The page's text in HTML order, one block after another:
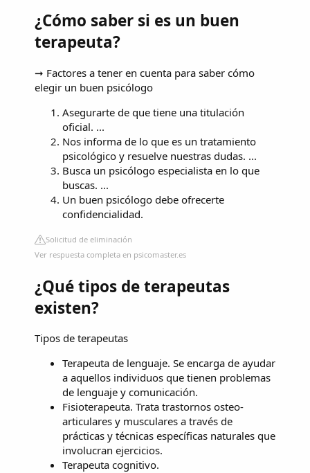
¿Cómo saber si es un buen
terapeuta?
➞ Factores a tener en cuenta para saber cómo
elegir un buen psicólogo
Asegurarte de que tiene una titulación
oficial. ...
Nos informa de lo que es un tratamiento
psicológico y resuelve nuestras dudas. ...
Busca un psicólogo especialista en lo que
buscas. ...
Un buen psicólogo debe ofrecerte
confidencialidad.
Solicitud de eliminación
Ver respuesta completa en psicomaster.es
¿Qué tipos de terapeutas
existen?
Tipos de terapeutas
Terapeuta de lenguaje. Se encarga de ayudar
a aquellos individuos que tienen problemas
de lenguaje y comunicación.
Fisioterapeuta. Trata trastornos osteo-
articulares y musculares a través de
prácticas y técnicas específicas naturales que
involucran ejercicios.
Terapeuta cognitivo.